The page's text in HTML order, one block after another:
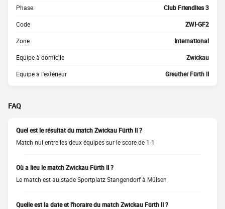
Phase Club Friendlies 3
Code ZWI-GF2
Zone International
Equipe à domicile Zwickau
Equipe à l'extérieur Greuther Fürth II
FAQ
Quel est le résultat du match Zwickau Fürth II ?
Match nul entre les deux équipes sur le score de 1-1
Où a lieu le match Zwickau Fürth II ?
Le match est au stade Sportplatz Stangendorf à Mülsen
Quelle est la date et l'horaire du match Zwickau Fürth II ?